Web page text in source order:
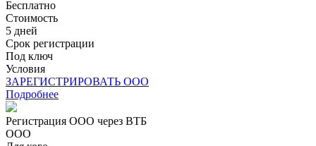
Бесплатно
Стоимость
5 дней
Срок регистрации
Под ключ
Условия
ЗАРЕГИСТРИРОВАТЬ ООО
Подробнее
Регистрация ООО через ВТБ
ООО